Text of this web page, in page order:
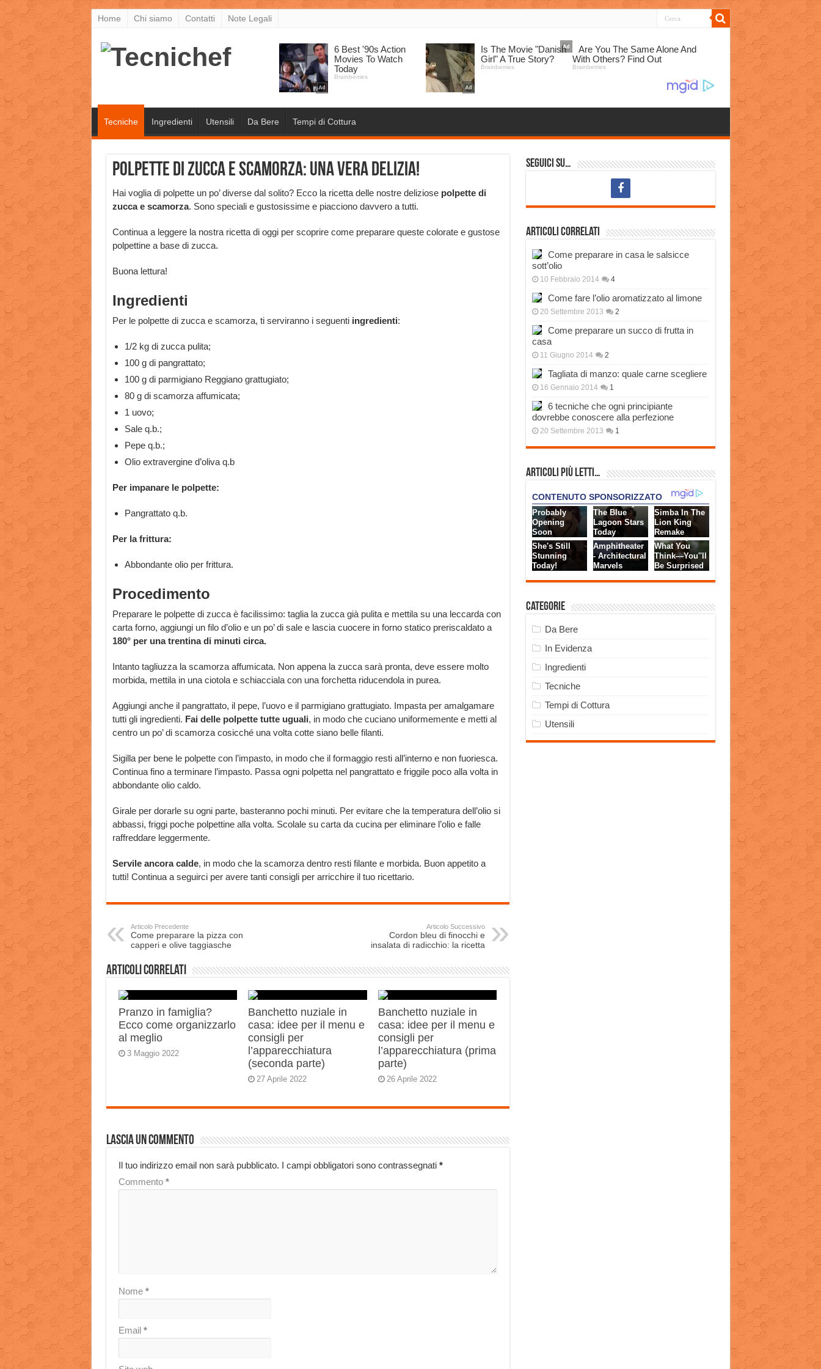
Home Chi siamo Contatti Note Legali
Tecniche Ingredienti Utensili Da Bere Tempi di Cottura
Polpette di zucca e scamorza: una vera delizia!
Hai voglia di polpette un po’ diverse dal solito? Ecco la ricetta delle nostre deliziose polpette di
zucca e scamorza. Sono speciali e gustosissime e piacciono davvero a tutti.
Continua a leggere la nostra ricetta di oggi per scoprire come preparare queste colorate e gustose
polpettine a base di zucca.
Buona lettura!
Ingredienti
Per le polpette di zucca e scamorza, ti serviranno i seguenti ingredienti:
1/2 kg di zucca pulita;
100 g di pangrattato;
100 g di parmigiano Reggiano grattugiato;
80 g di scamorza affumicata;
1 uovo;
Sale q.b.;
Pepe q.b.;
Olio extravergine d’oliva q.b
Per impanare le polpette:
Pangrattato q.b.
Per la frittura:
Abbondante olio per frittura.
Procedimento
Preparare le polpette di zucca è facilissimo: taglia la zucca già pulita e mettila su una leccarda con
carta forno, aggiungi un filo d’olio e un po’ di sale e lascia cuocere in forno statico preriscaldato a
180° per una trentina di minuti circa.
Intanto tagliuzza la scamorza affumicata. Non appena la zucca sarà pronta, deve essere molto
morbida, mettila in una ciotola e schiacciala con una forchetta riducendola in purea.
Aggiungi anche il pangrattato, il pepe, l’uovo e il parmigiano grattugiato. Impasta per amalgamare
tutti gli ingredienti. Fai delle polpette tutte uguali, in modo che cuciano uniformemente e metti al
centro un po’ di scamorza cosicché una volta cotte siano belle filanti.
Sigilla per bene le polpette con l’impasto, in modo che il formaggio resti all’interno e non fuoriesca.
Continua fino a terminare l’impasto. Passa ogni polpetta nel pangrattato e friggile poco alla volta in
abbondante olio caldo.
Girale per dorarle su ogni parte, basteranno pochi minuti. Per evitare che la temperatura dell’olio si
abbassi, friggi poche polpettine alla volta. Scolale su carta da cucina per eliminare l’olio e falle
raffreddare leggermente.
Servile ancora calde, in modo che la scamorza dentro resti filante e morbida. Buon appetito a
tutti! Continua a seguirci per avere tanti consigli per arricchire il tuo ricettario.
Articolo Precedente
Come preparare la pizza con
capperi e olive taggiasche
Articolo Successivo
Cordon bleu di finocchi e
insalata di radicchio: la ricetta
Articoli correlati
Pranzo in famiglia?
Ecco come organizzarlo
al meglio
3 Maggio 2022
Banchetto nuziale in
casa: idee per il menu e
consigli per
l’apparecchiatura
(seconda parte)
27 Aprile 2022
Banchetto nuziale in
casa: idee per il menu e
consigli per
l’apparecchiatura (prima
parte)
26 Aprile 2022
Lascia un commento
Il tuo indirizzo email non sarà pubblicato. I campi obbligatori sono contrassegnati *
Commento *
Nome *
Email *
Seguici su…
Articoli correlati
Come preparare in casa le salsicce
sott’olio
10 Febbraio 2014 4
Come fare l’olio aromatizzato al limone
20 Settembre 2013 2
Come preparare un succo di frutta in
casa
11 Giugno 2014 2
Tagliata di manzo: quale carne scegliere
16 Gennaio 2014 1
6 tecniche che ogni principiante
dovrebbe conoscere alla perfezione
20 Settembre 2013 1
Articoli più Letti…
Categorie
Da Bere
In Evidenza
Ingredienti
Tecniche
Tempi di Cottura
Utensili